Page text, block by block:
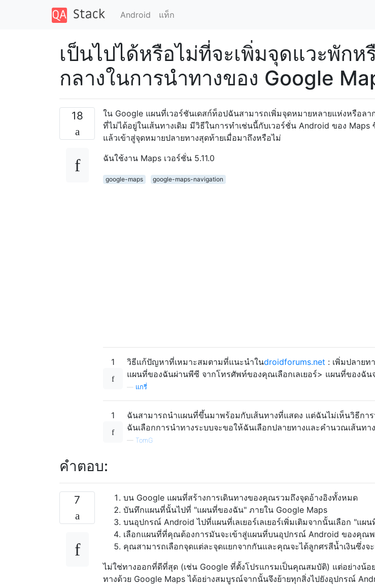
Android แท็ก
เป็นไปได้หรือไม่ที่จะเพิ่มจุดแวะพักห
กลางในการนำทางของ Google
18
ใน Google แผนที่เวอร์ชันเดสก์ท็อปฉันสามารถเพิ่มจุดหมายหลายแห่งหรือลา
ที่ไม่ได้อยู่ในเส้นทางเดิม มีวิธีในการทำเช่นนี้กับเวอร์ชั่น Android ของ Maps
แล้วเข้าสู่จุดหมายปลายทางสุดท้ายเมื่อมาถึงหรือไม่
ฉันใช้งาน Maps เวอร์ชั่น 5.11.0
google-maps google-maps-navigation
1 วิธีแก้ปัญหาที่เหมาะสมตามที่แนะนำในdroidforums.net : เพิ่มปลายท
แผนที่ของฉันผ่านพีซี จากโทรศัพท์ของคุณเลือกเลเยอร์> แผนที่ของฉัน
แกรี่
1
ฉันสามารถนำแผนที่ขึ้นมาพร้อมกับเส้นทางที่แสดง แต่ฉันไม่เห็นวิธีการ
ฉันเลือกการนำทางระบบจะขอให้ฉันเลือกปลายทางและคำนวณเส้นทา
— TomG
คำตอบ:
7
บน Google แผนที่สร้างการเดินทางของคุณรวมถึงจุดอ้างอิงทั้งหมด
บันทึกแผนที่นั้นไปที่ "แผนที่ของฉัน" ภายใน Google Maps
บนอุปกรณ์ Android ไปที่แผนที่เลเยอร์เลเยอร์เพิ่มเติมจากนั้นเลือก "แผ
เลือกแผนที่ที่คุณต้องการมันจะเข้าสู่แผนที่บนอุปกรณ์ Android ของคุณ
คุณสามารถเลือกจุดแต่ละจุดแยกจากกันและคุณจะได้ลูกศรสีน้ำเงินซึ่งจ
ไม่ใช่ทางออกที่ดีที่สุด (เช่น Google ที่ตั้งโปรแกรมเป็นคุณสมบัติ) แต่อย่างน้อ
ทางด้วย Google Maps ได้อย่างสมบูรณ์จากนั้นจึงย้ายทุกสิ่งไปยังอุปกรณ์